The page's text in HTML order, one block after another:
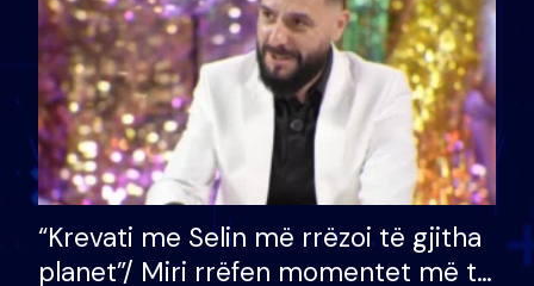
“Krevati me Selin më rrëzoi të gjitha
planet”/ Miri rrëfen momentet më të